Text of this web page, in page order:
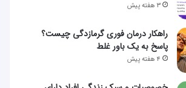
۳ هفته پیش
راهکار درمان فوری گرمازدگی چیست؟
پاسخ به یک باور غلط
۴ هفته پیش